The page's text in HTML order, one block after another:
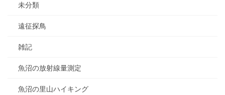
未分類
遠征探鳥
雑記
魚沼の放射線量測定
魚沼の里山ハイキング